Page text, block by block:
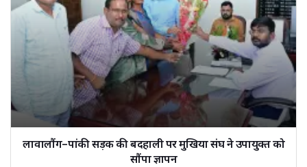
लावालौंग–पांकी सड़क की बदहाली पर मुखिया संघ ने उपायुक्त को
सौंपा ज्ञापन